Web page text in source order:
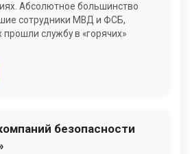
Абсолютное большинство
сотрудники МВД и ФСБ,
службу в «горячих»
безопасности